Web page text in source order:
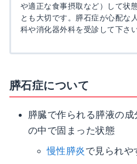
や適正な食事摂取など）して状
とも大切です。膵石症が心配な
科や消化器外科を受診して下さい
膵石症について
膵臓で作られる膵液の成
の中で固まった状態
慢性膵炎で見られや